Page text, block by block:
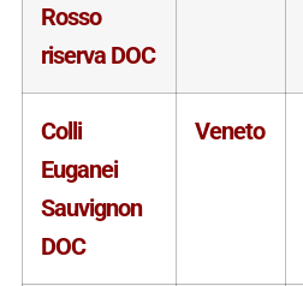
Rosso
riserva DOC
Colli
Euganei
Sauvignon
DOC
Veneto